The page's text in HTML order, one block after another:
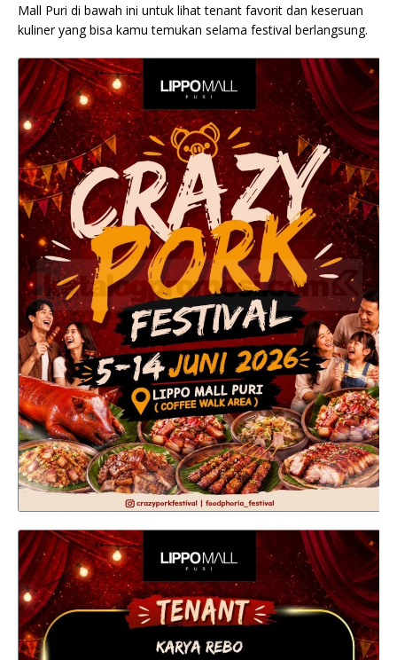
Mall Puri di bawah ini untuk lihat tenant favorit dan keseruan
kuliner yang bisa kamu temukan selama festival berlangsung.